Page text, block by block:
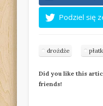
Podziel się
drożdże
Did you like this
friends!